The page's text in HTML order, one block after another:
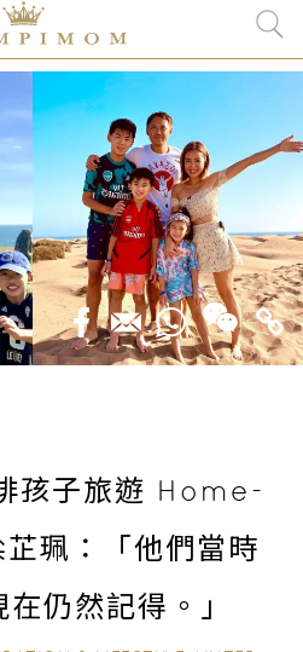
孩子旅遊 Home-
珮：「他們當時
在仍然記得。」